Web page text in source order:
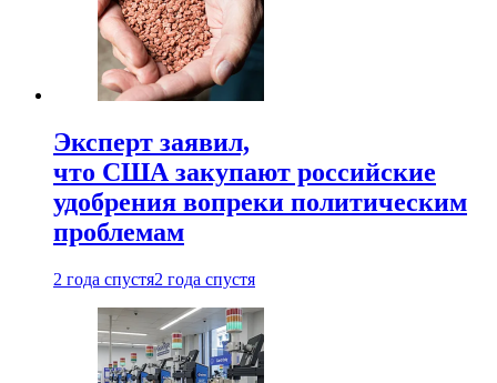
Эксперт заявил,
что США закупают российские
удобрения вопреки политическим
проблемам
2 года спустя2 года спустя